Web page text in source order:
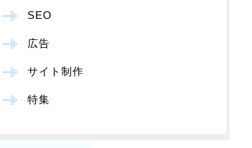
SEO
広告
サイト制作
特集